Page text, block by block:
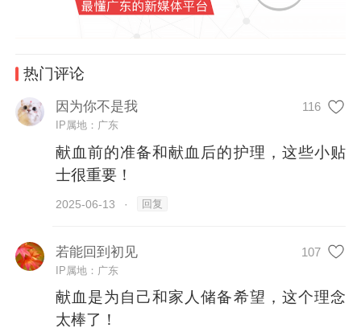
30%。同时，35岁以下的青年群体贡献了一
半以上的献血量。
市民在广州市血液中心献血。
热门评论
因为你不是我 116
IP属地：广东
献血前的准备和献血后的护理，这些小贴
士很重要！
2025-06-13 · 回复
若能回到初见 107
IP属地：广东
献血是为自己和家人储备希望，这个理念
太棒了！